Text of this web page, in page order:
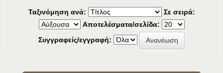
Ταξινόμηση ανά:
Σε σειρά:
Αποτελέσματα/σελίδα:
Συγγραφείς/εγγραφή: